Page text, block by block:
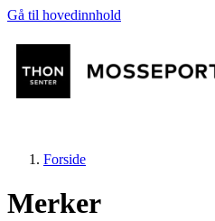
Gå til hovedinnhold
Forside
Merker